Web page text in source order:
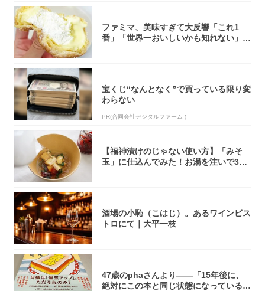
ファミマ、美味すぎて大反響「これ1
番」「世界一おいしいかも知れない」
宝くじ“なんとなく”で買っている限り変
わらない
PR(合同会社デジタルファーム )
【福神漬けのじゃない使い方】「みそ
玉」に仕込んでみた！お湯を注いで30
酒場の小恥（こはじ）。あるワインビス
トロにて｜大平一枝
47歳のphaさんより――「15年後に、
絶対にこの本と同じ状態になっている自